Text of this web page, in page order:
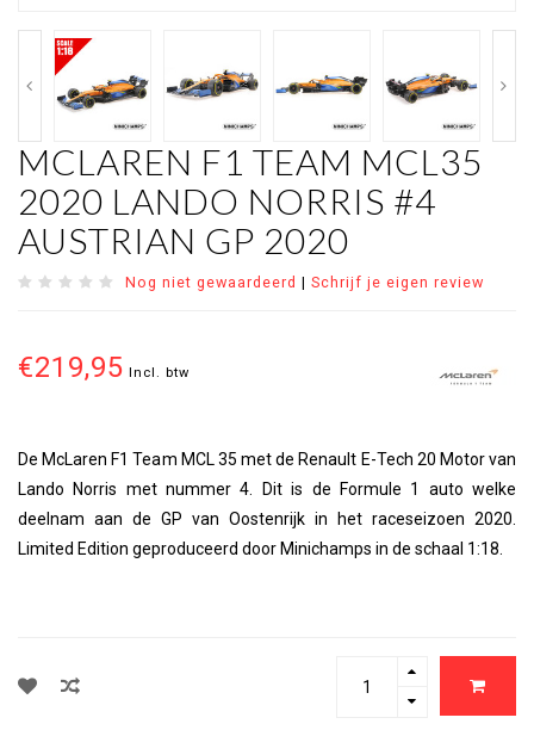
MCLAREN F1 TEAM MCL35
2020 LANDO NORRIS #4
AUSTRIAN GP 2020
Nog niet gewaardeerd | Schrijf je eigen review
€219,95 Incl. btw
De McLaren F1 Team MCL 35 met de Renault E-Tech 20 Motor van
Lando Norris met nummer 4. Dit is de Formule 1 auto welke
deelnam aan de GP van Oostenrijk in het raceseizoen 2020.
Limited Edition geproduceerd door Minichamps in de schaal 1:18.